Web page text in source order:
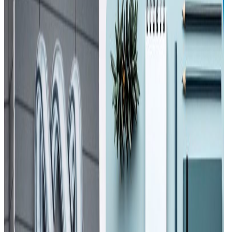
Monday, 2026 March 16 / 5:58 pm
अ+